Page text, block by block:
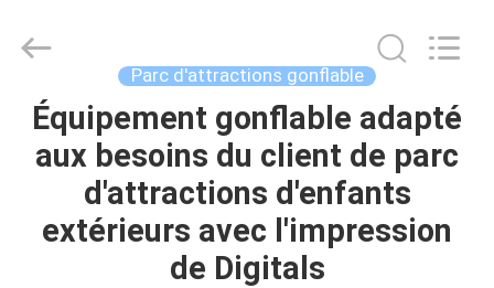
MAISON
PRODUITS
Inflatables
Limited.
Reserved.
Parc d'attractions gonflable
Équipement gonflable adapté
aux besoins du client de parc
d'attractions d'enfants
extérieurs avec l'impression
de Digitals